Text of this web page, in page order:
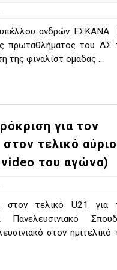
ΤΟ ΕΠΟΣ ΤΟΥ 1987
Προοδευτική
αύριο με Αρετσού
την σειρά στα ίσια
και Δραπετσώνα
ανδρών ΕΣΚΑΝΑ
πρωταθλήματος του ΔΣ
της φιναλίστ ομάδας ...
για τον
τελικό αύριο
του αγώνα)
στον τελικό U21 για
στον ημιτελικό